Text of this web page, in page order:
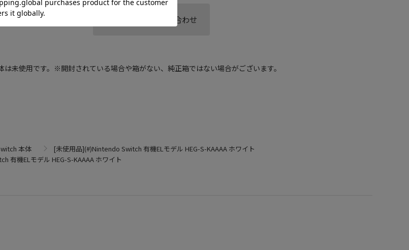
この商品へのお問い合わせ
未使用です。※開封されている場合や箱がない、純正箱ではない場合がございます。
本体
[未使用品](#)Nintendo Switch 有機ELモデル HEG-S-KAAAA ホワイト
有機ELモデル HEG-S-KAAAA ホワイト